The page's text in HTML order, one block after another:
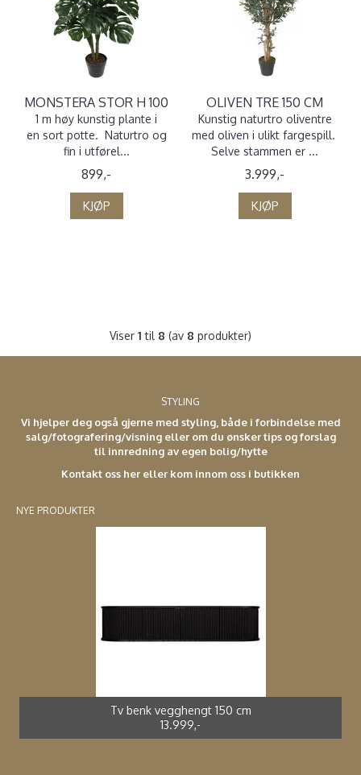
MONSTERA STOR H 100
1 m høy kunstig plante i
en sort potte. Naturtro og
fin i utførel...
899,-
KJØP
OLIVEN TRE 150 CM
Kunstig naturtro oliventre
med oliven i ulikt fargespill.
Selve stammen er ...
3.999,-
KJØP
Viser 1 til 8 (av 8 produkter)
STYLING
Vi hjelper deg også gjerne med styling, både i forbindelse med
salg/fotografering/visning eller om du ønsker tips og forslag
til innredning av egen bolig/hytte
Kontakt oss her eller kom innom oss i butikken
NYE PRODUKTER
Tv benk vegghengt 150 cm
13.999,-